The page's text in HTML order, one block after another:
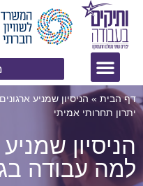
דף הבית » הניסיון שמניע
יתרון תחרותי אמיתי
הניסיון
למה עבודה